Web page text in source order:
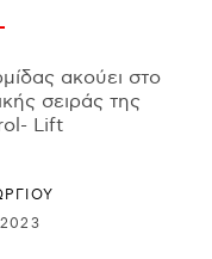
ακούει στο
σειράς της
Lift